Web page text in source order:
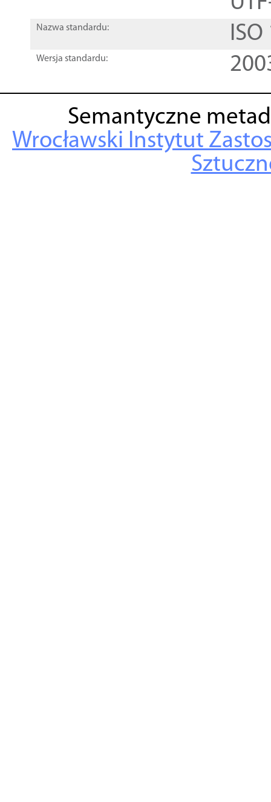
Nazwa standardu:
Wersja standardu:
Semantyczne
Wrocławski Instytut